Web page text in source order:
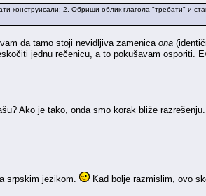
конструисали; 2. Обриши облик глагола "требати" и
da tamo stoji nevidljiva zamenica ona
jednu rečenicu, a to pokušavam osporiti.
Ako je tako, onda smo korak bliže razrešenju.
srpskim jezikom.
Kad bolje razmislim, ovo